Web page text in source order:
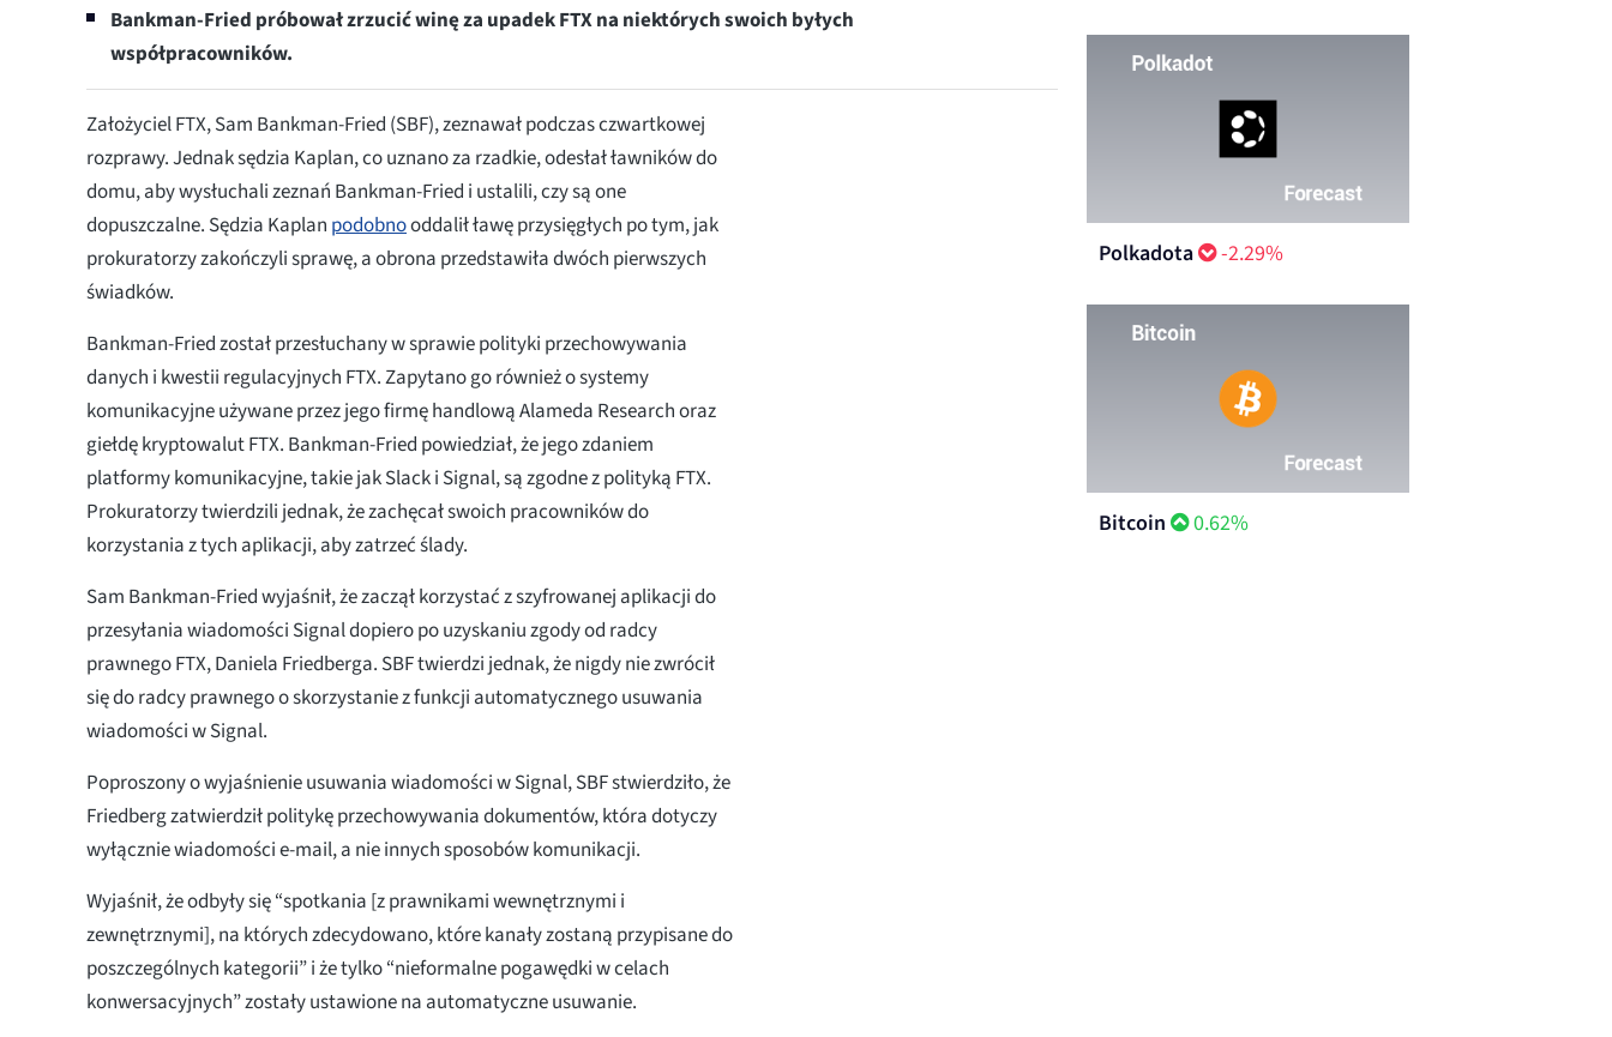
Bankman-Fried próbował zrzucić winę za upadek FTX na niektórych swoich byłych
współpracowników.
Założyciel FTX, Sam Bankman-Fried (SBF), zeznawał podczas czwartkowej
rozprawy. Jednak sędzia Kaplan, co uznano za rzadkie, odesłał ławników do
domu, aby wysłuchali zeznań Bankman-Fried i ustalili, czy są one
dopuszczalne. Sędzia Kaplan podobnooddalił ławę przysięgłych po tym, jak
prokuratorzy zakończyli sprawę, a obrona przedstawiła dwóch pierwszych
świadków.
Bankman-Fried został przesłuchany w sprawie polityki przechowywania
danych i kwestii regulacyjnych FTX. Zapytano go również o systemy
komunikacyjne używane przez jego firmę handlową Alameda Research oraz
giełdę kryptowalut FTX. Bankman-Fried powiedział, że jego zdaniem
platformy komunikacyjne, takie jak Slack i Signal, są zgodne z polityką FTX.
Prokuratorzy twierdzili jednak, że zachęcał swoich pracowników do
korzystania z tych aplikacji, aby zatrzeć ślady.
Sam Bankman-Fried wyjaśnił, że zaczął korzystać z szyfrowanej aplikacji do
przesyłania wiadomości Signal dopiero po uzyskaniu zgody od radcy
prawnego FTX, Daniela Friedberga. SBF twierdzi jednak, że nigdy nie zwrócił
się do radcy prawnego o skorzystanie z funkcji automatycznego usuwania
wiadomości w Signal.
Poproszony o wyjaśnienie usuwania wiadomości w Signal, SBF stwierdziło, że
Friedberg zatwierdził politykę przechowywania dokumentów, która dotyczy
wyłącznie wiadomości e-mail, a nie innych sposobów komunikacji.
Wyjaśnił, że odbyły się “spotkania [z prawnikami wewnętrznymi i
zewnętrznymi], na których zdecydowano, które kanały zostaną przypisane do
poszczególnych kategorii” i że tylko “nieformalne pogawędki w celach
konwersacyjnych” zostały ustawione na automatyczne usuwanie.
Polkadota -2.29%
Bitcoin 0.62%